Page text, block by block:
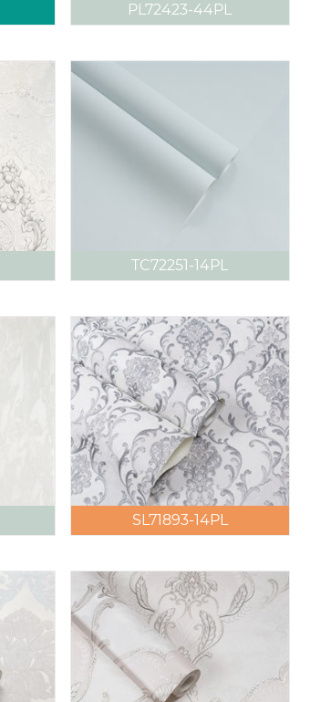
PL72423-44PL
TC72251-14PL
SL71893-14PL